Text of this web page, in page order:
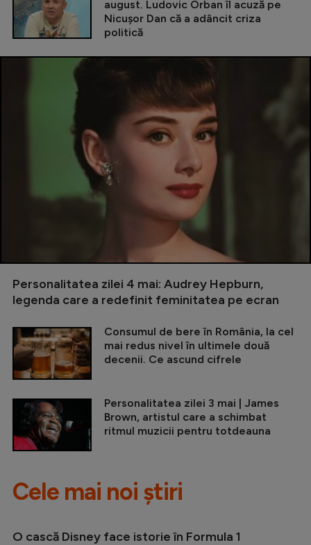
august. Ludovic Orban îl acuză pe
Nicușor Dan că a adâncit criza
politică
Personalitatea zilei 4 mai: Audrey Hepburn,
legenda care a redefinit feminitatea pe ecran
Consumul de bere în România, la cel
mai redus nivel în ultimele două
decenii. Ce ascund cifrele
Personalitatea zilei 3 mai | James
Brown, artistul care a schimbat
ritmul muzicii pentru totdeauna
Cele mai noi știri
O cască Disney face istorie în Formula 1